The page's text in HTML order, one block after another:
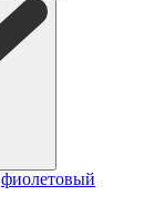
фиолетовый